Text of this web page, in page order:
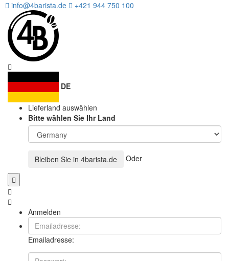
info@4barista.de +421 944 750 100
DE
Lieferland auswählen
Bitte wählen Sie Ihr Land
Bleiben Sie in 4barista.de Oder
Anmelden
Emailadresse: